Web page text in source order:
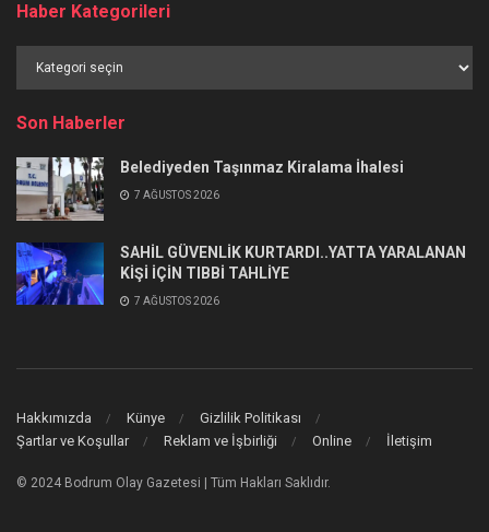
Haber Kategorileri
Kategorileri
Son Haberler
Belediyeden Taşınmaz Kiralama İhalesi
7 AĞUSTOS 2026
SAHİL GÜVENLİK KURTARDI..YATTA YARALANAN
KİŞİ İÇİN TIBBİ TAHLİYE
7 AĞUSTOS 2026
Hakkımızda Künye
Gizlilik Politikası
Şartlar ve Koşullar
Reklam ve İşbirliği Online İletişim
© 2024 Bodrum Olay Gazetesi | Tüm Hakları Saklıdır.